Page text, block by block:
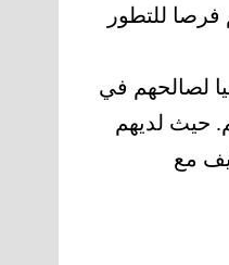
فرصا للتطور
لصالحهم في
حيث لديهم
مع